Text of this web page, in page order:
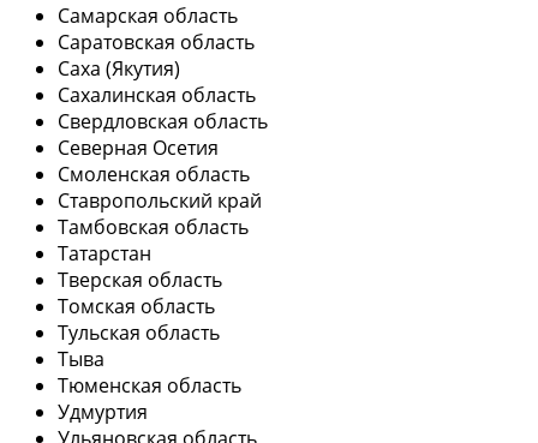
Самарская область
Саратовская область
Саха (Якутия)
Сахалинская область
Свердловская область
Северная Осетия
Смоленская область
Ставропольский край
Тамбовская область
Татарстан
Тверская область
Томская область
Тульская область
Тыва
Тюменская область
Удмуртия